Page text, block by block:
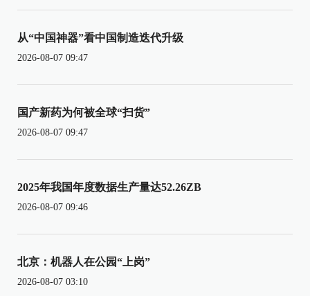
从“中国神器”看中国制造迭代升级
2026-08-07 09:47
国产新药为何被全球“扫货”
2026-08-07 09:47
2025年我国年度数据生产量达52.26ZB
2026-08-07 09:46
北京：机器人在公园“上岗”
2026-08-07 03:10